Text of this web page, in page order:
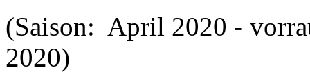
(Saison: April 2020 -
2020)